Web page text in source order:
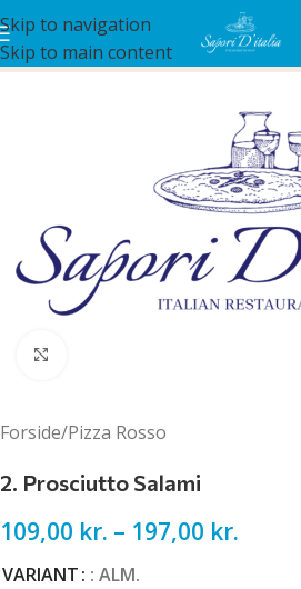
Skip to navigation
Skip to main content
Forside/Pizza Rosso
2. Prosciutto Salami
109,00 kr. – 197,00 kr.
VARIANT : ALM.